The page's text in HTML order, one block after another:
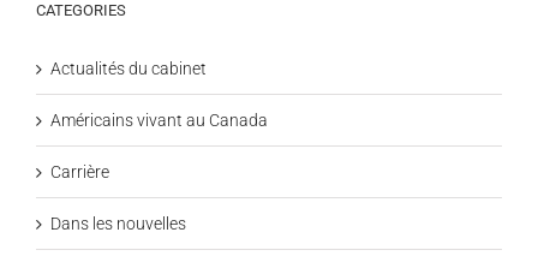
CATEGORIES
Actualités du cabinet
Américains vivant au Canada
Carrière
Dans les nouvelles